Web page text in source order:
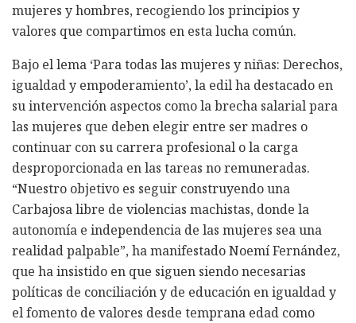
mujeres y hombres, recogiendo los principios y
valores que compartimos en esta lucha común.
Bajo el lema ‘Para todas las mujeres y niñas: Derechos,
igualdad y empoderamiento’, la edil ha destacado en
su intervención aspectos como la brecha salarial para
las mujeres que deben elegir entre ser madres o
continuar con su carrera profesional o la carga
desproporcionada en las tareas no remuneradas.
“Nuestro objetivo es seguir construyendo una
Carbajosa libre de violencias machistas, donde la
autonomía e independencia de las mujeres sea una
realidad palpable”, ha manifestado Noemí Fernández,
que ha insistido en que siguen siendo necesarias
políticas de conciliación y de educación en igualdad y
el fomento de valores desde temprana edad como